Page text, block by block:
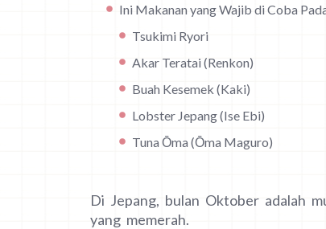
Ini Makanan yang Wajib di Coba
Tsukimi Ryori
Akar Teratai (Renkon)
Buah Kesemek (Kaki)
Lobster Jepang (Ise Ebi)
Tuna Ōma (Ōma Maguro)
Di Jepang, bulan Oktober adalah
yang memerah.